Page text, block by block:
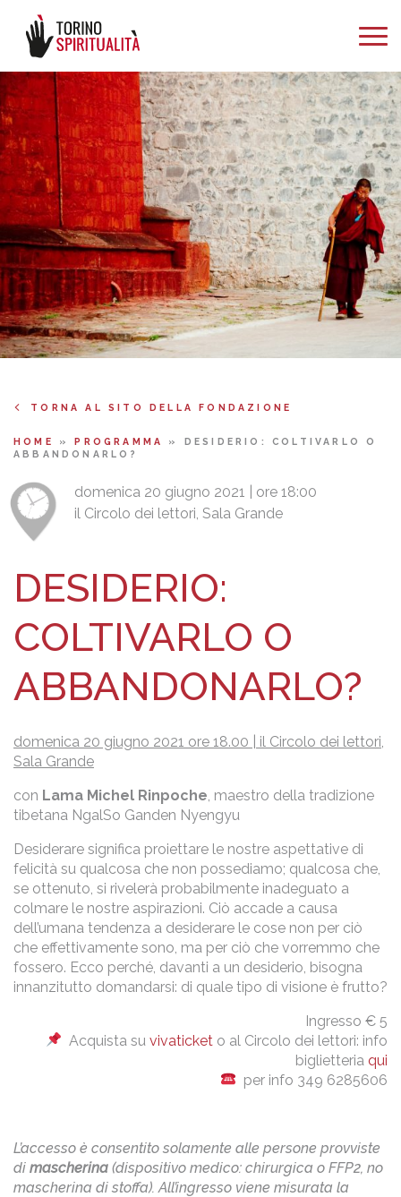
TORNA AL SITO DELLA FONDAZIONE
HOME »PROGRAMMA » DESIDERIO: COLTIVARLO O
ABBANDONARLO?
domenica 20 giugno 2021 | ore 18:00
il Circolo dei lettori, Sala Grande
DESIDERIO:
COLTIVARLO O
ABBANDONARLO?
domenica 20 giugno 2021 ore 18.00 | il Circolo dei lettori,
Sala Grande
con Lama Michel Rinpoche , maestro della tradizione
tibetana NgalSo Ganden Nyengyu
Desiderare significa proiettare le nostre aspettative di
felicità su qualcosa che non possediamo; qualcosa che,
se ottenuto, si rivelerà probabilmente inadeguato a
colmare le nostre aspirazioni. Ciò accade a causa
dell’umana tendenza a desiderare le cose non per ciò
che effettivamente sono, ma per ciò che vorremmo che
fossero. Ecco perché, davanti a un desiderio, bisogna
innanzitutto domandarsi: di quale tipo di visione è frutto?
Ingresso € 5
Acquista su vivaticket o al Circolo dei lettori: info
biglietteria qui
per info 349 6285606
L’accesso è consentito solamente alle persone provviste
di mascherina (dispositivo medico: chirurgica o FFP2, no
mascherina di stoffa). All’ingresso viene misurata la